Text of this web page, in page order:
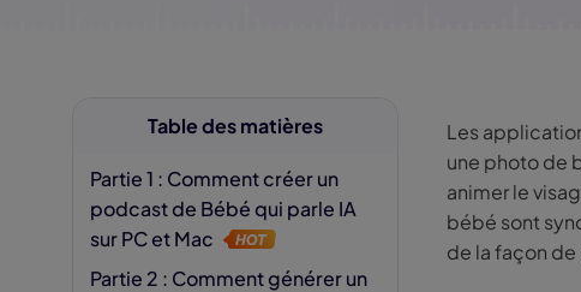
Table des matières
Partie 1 : Comment créer un
podcast de Bébé qui parle IA
sur PC et Mac
Partie 2 : Comment générer un
Les
une photo de
animer le
bébé sont
de la façon